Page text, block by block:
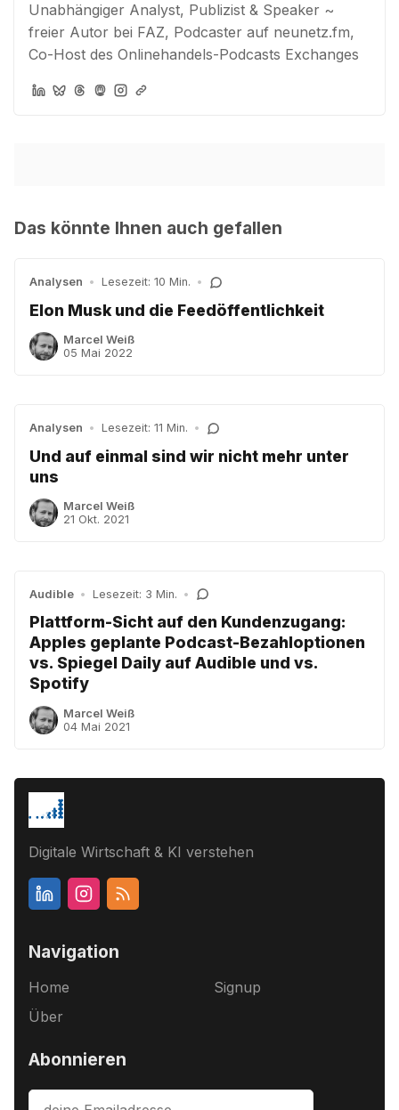
Unabhängiger Analyst, Publizist & Speaker ~
freier Autor bei FAZ, Podcaster auf neunetz.fm,
Co-Host des Onlinehandels-Podcasts Exchanges
Das könnte Ihnen auch gefallen
Analysen • Lesezeit: 10 Min. •
Elon Musk und die Feedöffentlichkeit
Marcel Weiß
05 Mai 2022
Analysen • Lesezeit: 11 Min. •
Und auf einmal sind wir nicht mehr unter
uns
Marcel Weiß
21 Okt. 2021
Audible • Lesezeit: 3 Min. •
Plattform-Sicht auf den Kundenzugang:
Apples geplante Podcast-Bezahloptionen
vs. Spiegel Daily auf Audible und vs.
Spotify
Marcel Weiß
04 Mai 2021
Digitale Wirtschaft & KI verstehen
Navigation
Home
Über
Signup
Abonnieren